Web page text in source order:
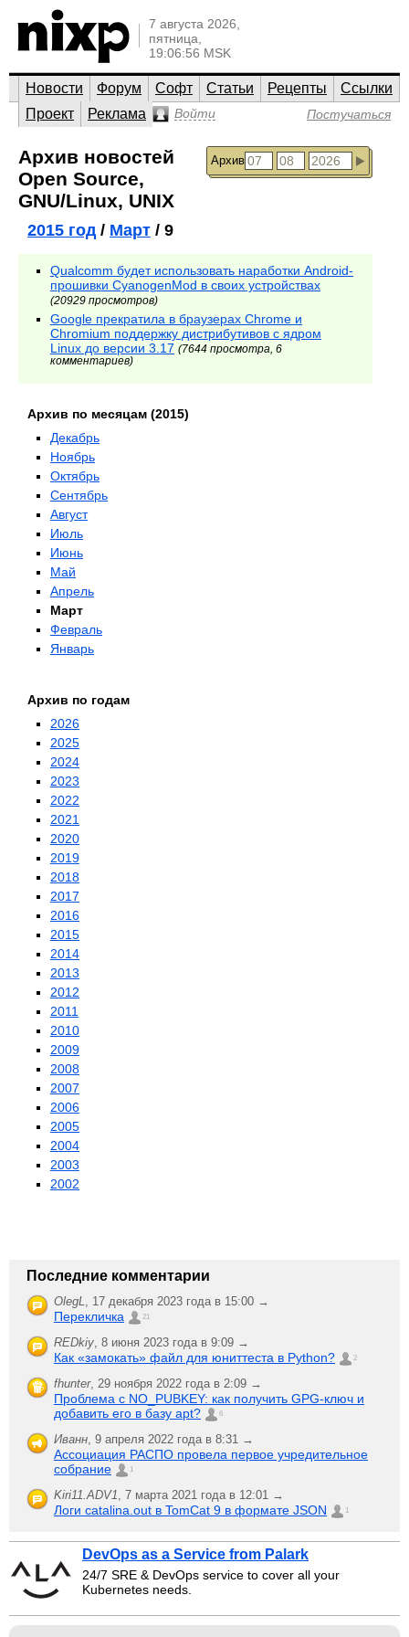
7 августа 2026,
пятница,
19:06:56 MSK
Новости Форум Софт Статьи Рецепты
Ссылки
Проект
Реклама Войти Постучаться
Архив
Архив новостей
Open Source,
GNU/Linux, UNIX
2015 год/ Март / 9
Qualcomm будет использовать наработки Android-
прошивки CyanogenMod в своих устройствах
(20929 просмотров)
Google прекратила в браузерах Chrome и
Chromium поддержку дистрибутивов с ядром
Linux до версии 3.17 (7644 просмотра, 6
комментариев)
Архив по месяцам (2015)
Декабрь
Ноябрь
Октябрь
Сентябрь
Август
Июль
Июнь
Май
Апрель
Март
Февраль
Январь
Архив по годам
2026
2025
2024
2023
2022
2021
2020
2019
2018
2017
2016
2015
2014
2013
2012
2011
2010
2009
2008
2007
2006
2005
2004
2003
2002
Последние комментарии
OlegL, 17 декабря 2023 года в 15:00 →
Перекличка 21
REDkiy, 8 июня 2023 года в 9:09 →
Как «замокать» файл для юниттеста в Python? 2
fhunter, 29 ноября 2022 года в 2:09 →
Проблема с NO_PUBKEY: как получить GPG-ключ и
добавить его в базу apt?
6
Иванн, 9 апреля 2022 года в 8:31 →
Ассоциация РАСПО провела первое учредительное
собрание
1
Kiri11.ADV1, 7 марта 2021 года в 12:01 →
Логи catalina.out в TomCat 9 в формате JSON 1
DevOps as a Service from Palark
24/7 SRE & DevOps service to cover all your
Kubernetes needs.